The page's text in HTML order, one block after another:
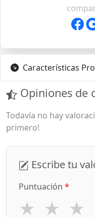
Características
Opiniones de
Todavía no hay
primero!
Escribe tu
Puntuación *
★ ★ ★